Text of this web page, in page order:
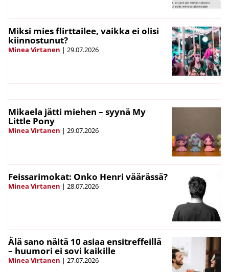
Miksi mies flirttailee, vaikka ei olisi
kiinnostunut?
Minea Virtanen | 29.07.2026
Mikaela jätti miehen – syynä My
Little Pony
Minea Virtanen | 29.07.2026
Feissarimokat: Onko Henri väärässä?
Minea Virtanen | 28.07.2026
Älä sano näitä 10 asiaa ensitreffeillä
– huumori ei sovi kaikille
Minea Virtanen | 27.07.2026